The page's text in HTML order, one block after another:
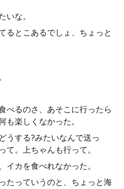
いな。
るとこあるでしょ、ちょっと
べるのさ、あそこに行ったら
も楽しくなかった。
うする?みたいなんで送っ
て。上ちゃんも行って。
イカを食べれなかった。
たっていうのと、ちょっと海